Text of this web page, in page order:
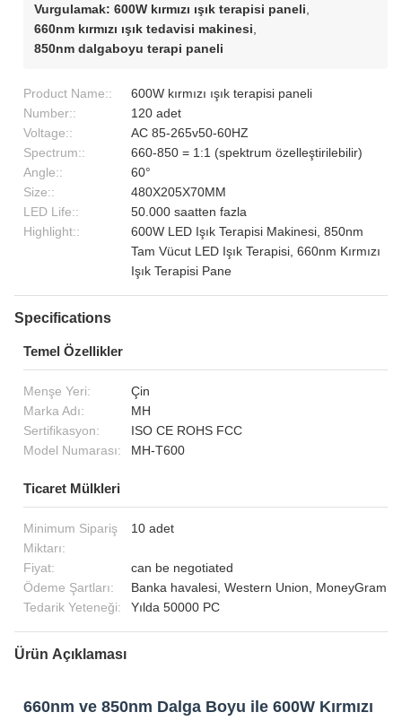
Vurgulamak: 600W kırmızı ışık terapisi paneli
660nm kırmızı ışık tedavisi makinesi
850nm dalgaboyu terapi paneli
Product Name::
600W kırmızı ışık terapisi paneli
Number::
120 adet
Voltage::
AC 85-265v50-60HZ
Spectrum::
660-850 = 1:1 (spektrum özelleştirilebilir)
Angle::
60°
Size::
480X205X70MM
LED Life::
50.000 saatten fazla
Highlight::
600W LED Işık Terapisi Makinesi, 850nm
Tam Vücut LED Işık Terapisi, 660nm Kırmızı
Işık Terapisi Pane
Specifications
Temel Özellikler
Menşe Yeri:
Çin
Marka Adı:
MH
Sertifikasyon:
ISO CE ROHS FCC
Model Numarası:
MH-T600
Ticaret Mülkleri
Minimum Sipariş
Miktarı:
10 adet
Fiyat:
can be negotiated
Ödeme Şartları:
Banka havalesi, Western Union, MoneyGram
Tedarik Yeteneği:
Yılda 50000 PC
Ürün Açıklaması
660nm ve 850nm Dalga Boyu ile 600W Kırmızı